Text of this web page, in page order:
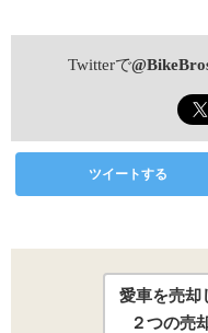
Twitterで
ツイートする
愛車を売却
２つの売